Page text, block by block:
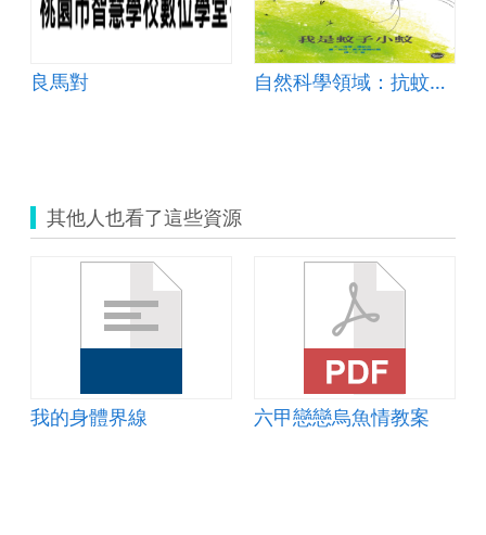
良馬對 自然科學領域：抗蚊大作戰
其他人也看了這些資源
我的身體界線 六甲戀戀烏魚情教案